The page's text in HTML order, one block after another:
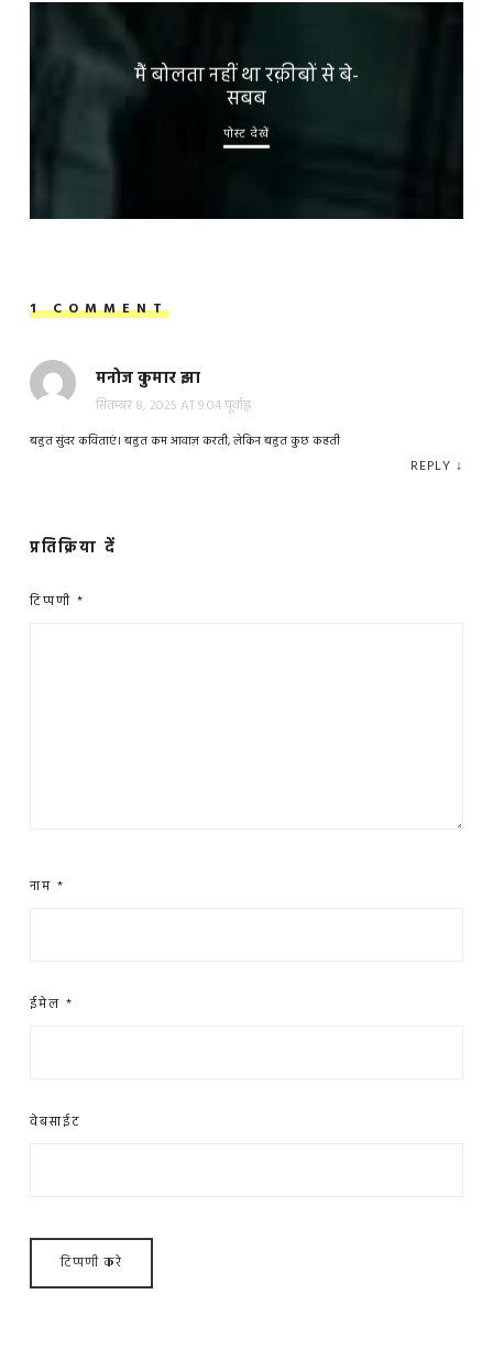
मैं बोलता नहीं था रक़ीबों से बे-
सबब
पोस्ट देखें
1 COMMENT
मनोज कुमार झा
सितम्बर 8, 2025 AT 9:04 पूर्वाह्न
बहुत सुंदर कविताएं। बहुत कम आवाज़ करती, लेकिन बहुत कुछ कहती
REPLY ↓
प्रतिक्रिया दें
टिप्पणी *
नाम *
ईमेल *
वेबसाईट